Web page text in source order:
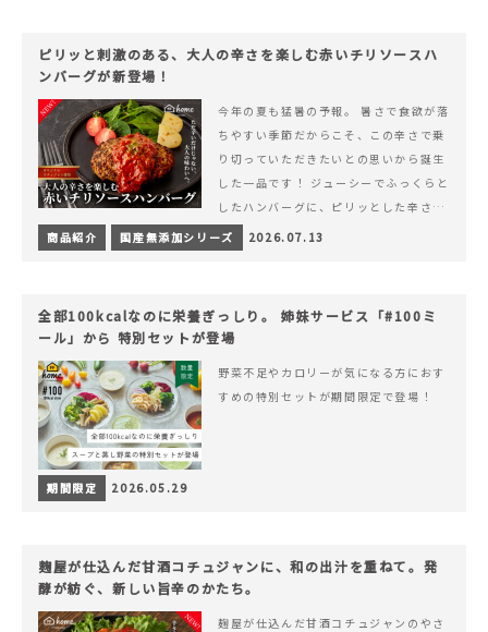
ピリッと刺激のある、大人の辛さを楽しむ赤いチリソースハ
ンバーグが新登場！
今年の夏も猛暑の予報。 暑さで食欲が落
ちやすい季節だからこそ、この辛さで乗
り切っていただきたいとの思いから誕生
した一品です！ ジューシーでふっくらと
したハンバーグに、ピリッとした辛さと
コク深い旨みが楽しめる特製チリソース
&hellip; 続きを読む ピリッと刺激のあ
商品紹介 国産無添加シリーズ 2026.07.13
全部100kcalなのに栄養ぎっしり。 姉妹サービス「#100ミ
ール」から 特別セットが登場
野菜不足やカロリーが気になる方におす
すめの特別セットが期間限定で登場！
期間限定 2026.05.29
麹屋が仕込んだ甘酒コチュジャンに、和の出汁を重ねて。発
酵が紡ぐ、新しい旨辛のかたち。
麹屋が仕込んだ甘酒コチュジャンのやさ